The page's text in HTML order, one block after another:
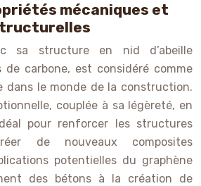
mécaniques et
sa structure en nid d’abeille
de carbone, est considéré comme
dans le monde de la construction.
couplée à sa légèreté, en
pour renforcer les structures
de nouveaux composites
potentielles du graphène
des bétons à la création de